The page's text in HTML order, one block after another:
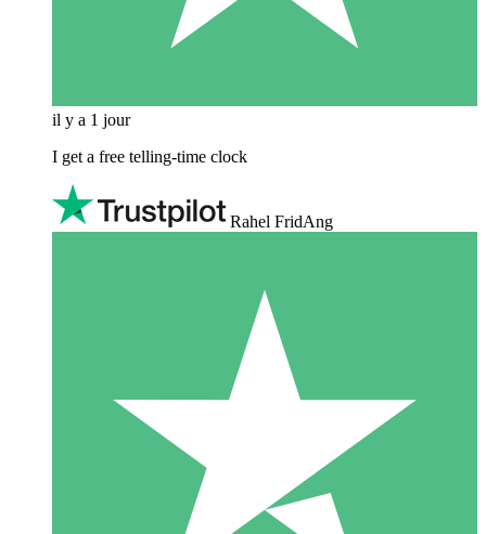
il y a 1 jour
I get a free telling-time clock
Rahel FridAng